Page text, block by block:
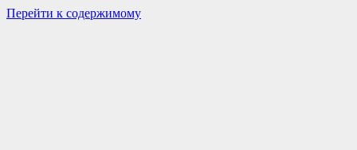
Перейти к содержимому